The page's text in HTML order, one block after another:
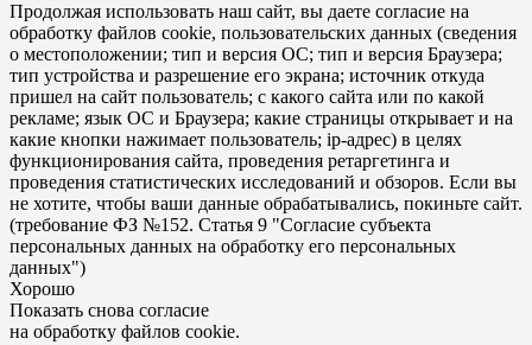
Продолжая использовать наш сайт, вы даете согласие на
обработку файлов cookie, пользовательских данных (сведения
о местоположении; тип и версия ОС; тип и версия Браузера;
тип устройства и разрешение его экрана; источник откуда
пришел на сайт пользователь; с какого сайта или по какой
рекламе; язык ОС и Браузера; какие страницы открывает и на
какие кнопки нажимает пользователь; ip-адрес) в целях
функционирования сайта, проведения ретаргетинга и
проведения статистических исследований и обзоров. Если вы
не хотите, чтобы ваши данные обрабатывались, покиньте сайт.
(требование ФЗ №152. Статья 9 "Согласие субъекта
персональных данных на обработку его персональных
данных")
Хорошо
Показать снова согласие
на обработку файлов cookie.